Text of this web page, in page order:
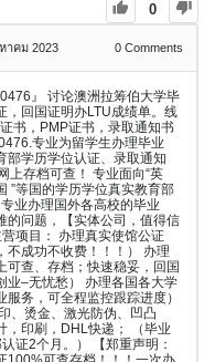
0
าคม 2023 0 Comments
』 讨论澳洲拉筹伯大学毕
，回国证明办LTU成绩单。线
书，PMP证书，录取通知书
专业为留学生办理毕业
部学历学位认证、录取通知
上存档可查！ 专业面向“英
”等国的学历学位真实教育部
业办理国外各高校的毕业
的问题，【实体公司，值得信
项目： 办理真实使馆公证
不成功不收费！！！） 办理
可查、存档；快速稳妥，回国
业–无忧愁） 办理各国各大学
务，可全程监控跟踪进度）
、烫金、激光防伪、凹凸
，印刷，DHL快递； （毕业
证2个月。） 【郑重声明：